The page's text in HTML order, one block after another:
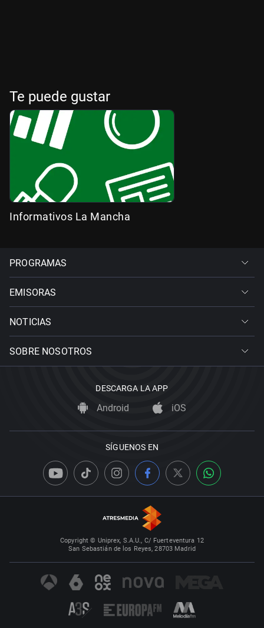
Te puede gustar
Informativos La Mancha
PROGRAMAS
EMISORAS
NOTICIAS
SOBRE NOSOTROS
DESCARGA LA APP
Android iOS
SÍGUENOS EN
Copyright © Uniprex, S.A.U., C/ Fuerteventura 12
San Sebastián de los Reyes, 28703 Madrid